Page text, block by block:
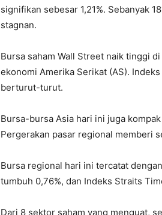
signifikan sebesar 1,21%. Sebanyak
stagnan.
Bursa saham Wall Street naik tinggi
ekonomi Amerika Serikat (AS).
berturut-turut.
Bursa-bursa Asia hari ini juga
Pergerakan pasar regional memberi
Bursa regional hari ini tercatat
tumbuh 0,76%, dan Indeks Straits
Dari 8 sektor saham yang menguat,